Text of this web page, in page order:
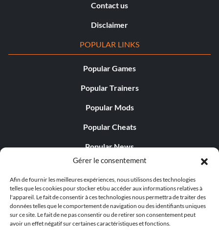
Gérer le consentement
Afin de fournir les meilleures expériences, nous utilisons des technologies
telles que les cookies pour stocker et/ou accéder aux informations relatives à
l'appareil. Le fait de consentir à ces technologies nous permettra de traiter des
données telles que le comportement de navigation ou des identifiants uniques
sur ce site. Le fait de ne pas consentir ou de retirer son consentement peut
avoir un effet négatif sur certaines caractéristiques et fonctions.
Contact us
Disclaimer
POPULAR LINKS
Popular Games
Popular Trainers
Popular Mods
Popular Cheats
Popular News
Popular Editorials
Popular Free Games
LATEST UPDATES